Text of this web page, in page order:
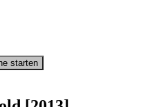
starten